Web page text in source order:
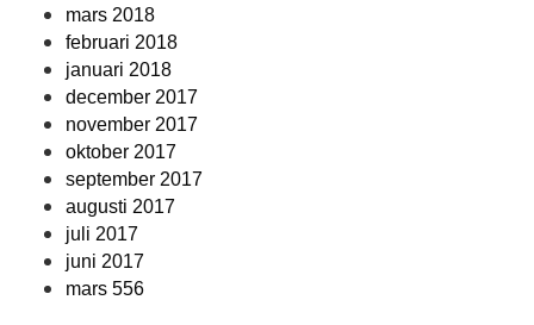
mars 2018
februari 2018
januari 2018
december 2017
november 2017
oktober 2017
september 2017
augusti 2017
juli 2017
juni 2017
mars 556